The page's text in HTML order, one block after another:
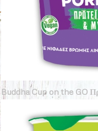
Buddha Cup on the GO